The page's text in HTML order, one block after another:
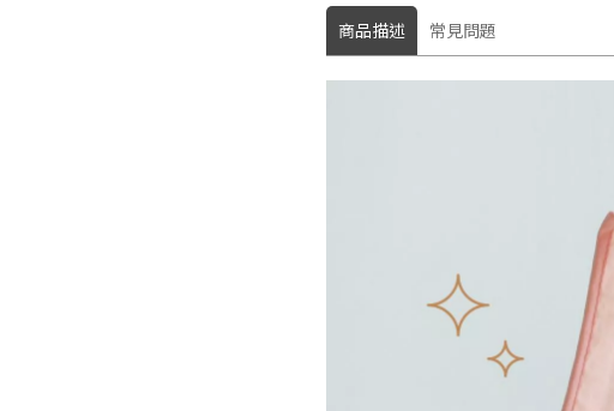
商品描述 常見問題